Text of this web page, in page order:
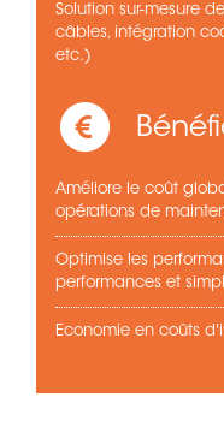
Solution sur-mesure
câbles, intégration
etc.)
Améliore le coût
opérations de
Optimise les
performances et
Economie en coûts